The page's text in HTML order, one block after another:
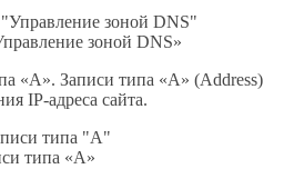
зоной DNS»
«А». Записи типа «А» (Address)
IP-адреса сайта.
типа «А»